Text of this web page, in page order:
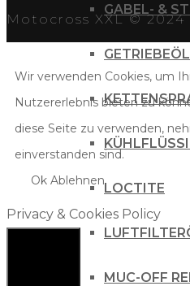
GABEL- &
GETRIEBEÖL
LOCTITE
MUC-OFF
Motocross XXL © 2024
Wir verwenden Cookies, um
Nutzererlebnis bieten zu
diese Seite zu verwenden,
einverstanden sind.
Ok Ablehnen
Privacy & Cookies Policy